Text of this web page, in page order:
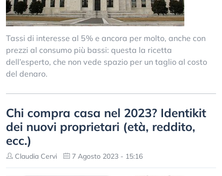
Tassi di interesse al 5% e ancora per molto, anche con
prezzi al consumo più bassi: questa la ricetta
dell’esperto, che non vede spazio per un taglio al costo
del denaro.
Chi compra casa nel 2023? Identikit
dei nuovi proprietari (età, reddito,
ecc.)
Claudia Cervi 7 Agosto 2023 - 15:16